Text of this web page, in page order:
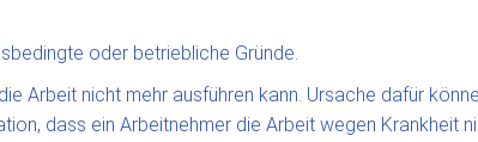
oder betriebliche Gründe.
Arbeit nicht mehr ausführen kann. Ursache dafür
dass ein Arbeitnehmer die Arbeit wegen Krankheit